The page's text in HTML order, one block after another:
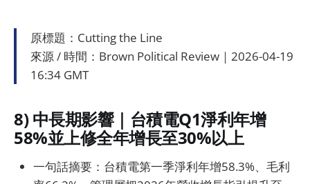
原標題：Cutting the Line
來源 / 時間：Brown Political Review｜2026-04-19
16:34 GMT
8) 中長期影響｜台積電Q1淨利年增
58%並上修全年增長至30%以上
一句話摘要：台積電第一季淨利年增58.3%、毛利